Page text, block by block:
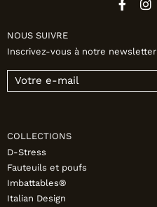
NOUS SUIVRE
Inscrivez-vous à notre newsletter
COLLECTIONS
D-Stress
Fauteuils et poufs
Imbattables®
Italian Design